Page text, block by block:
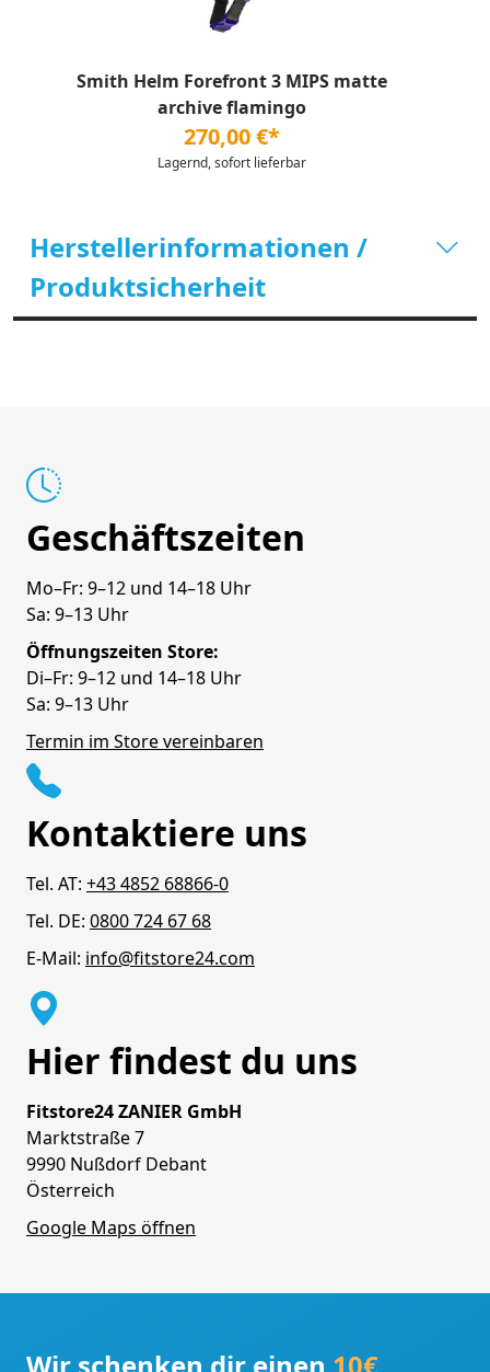
Smith Helm Forefront 3 MIPS matte
archive flamingo
270,00 €*
Lagernd, sofort lieferbar
Herstellerinformationen /
Produktsicherheit
Geschäftszeiten
Mo–Fr: 9–12 und 14–18 Uhr
Sa: 9–13 Uhr
Öffnungszeiten Store:
Di–Fr: 9–12 und 14–18 Uhr
Sa: 9–13 Uhr
Termin im Store vereinbaren
Kontaktiere uns
Tel. AT: +43 4852 68866-0
Tel. DE: 0800 724 67 68
E-Mail: info@fitstore24.com
Hier findest du uns
Fitstore24 ZANIER GmbH
Marktstraße 7
9990 Nußdorf Debant
Österreich
Google Maps öffnen